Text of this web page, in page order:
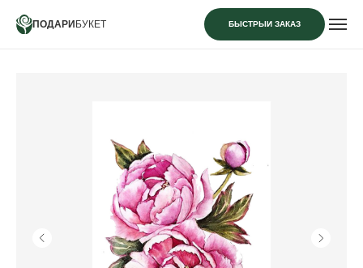
ПОДАРИ БУКЕТ БЫСТРЫЙ ЗАКАЗ